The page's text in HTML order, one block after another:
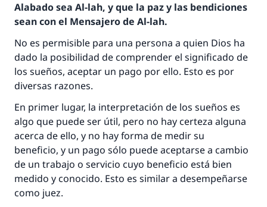
Alabado sea Al-lah, y que la paz y las bendiciones
sean con el Mensajero de Al-lah.
No es permisible para una persona a quien Dios ha
dado la posibilidad de comprender el significado de
los sueños, aceptar un pago por ello. Esto es por
diversas razones.
En primer lugar, la interpretación de los sueños es
algo que puede ser útil, pero no hay certeza alguna
acerca de ello, y no hay forma de medir su
beneficio, y un pago sólo puede aceptarse a cambio
de un trabajo o servicio cuyo beneficio está bien
medido y conocido. Esto es similar a desempeñarse
como juez.